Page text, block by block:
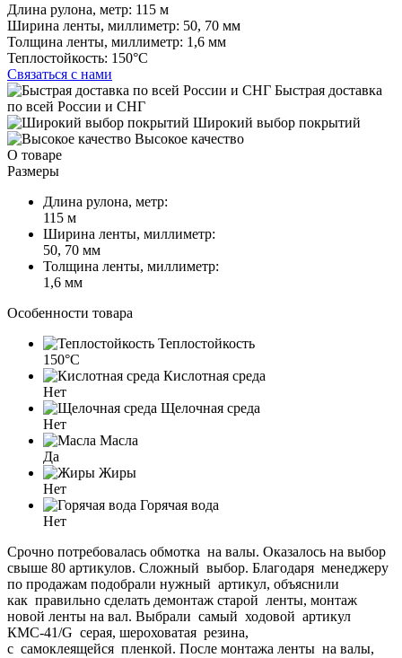
Длина рулона, метр: 115 м
Ширина ленты, миллиметр: 50, 70 мм
Толщина ленты, миллиметр: 1,6 мм
Теплостойкость: 150°C
Связаться с нами
Быстрая доставка
по всей России и СНГ
Широкий выбор покрытий
Высокое качество
О товаре
Размеры
Длина рулона, метр:
115 м
Ширина ленты, миллиметр:
50, 70 мм
Толщина ленты, миллиметр:
1,6 мм
Особенности товара
Теплостойкость
150°C
Кислотная среда
Нет
Щелочная среда
Нет
Масла
Да
Жиры
Нет
Горячая вода
Нет
Срочно потребовалась обмотка на валы. Оказалось на выбор
свыше 80 артикулов. Сложный выбор. Благодаря менеджеру
по продажам подобрали нужный артикул, объяснили
как правильно сделать демонтаж старой ленты, монтаж
новой ленты на вал. Выбрали самый ходовой артикул
КМС-41/G серая, шероховатая резина,
с самоклеящейся пленкой. После монтажа ленты на валы,